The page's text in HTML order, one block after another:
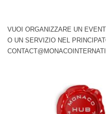
VUOI ORGANIZZARE UN
O UN SERVIZIO NEL